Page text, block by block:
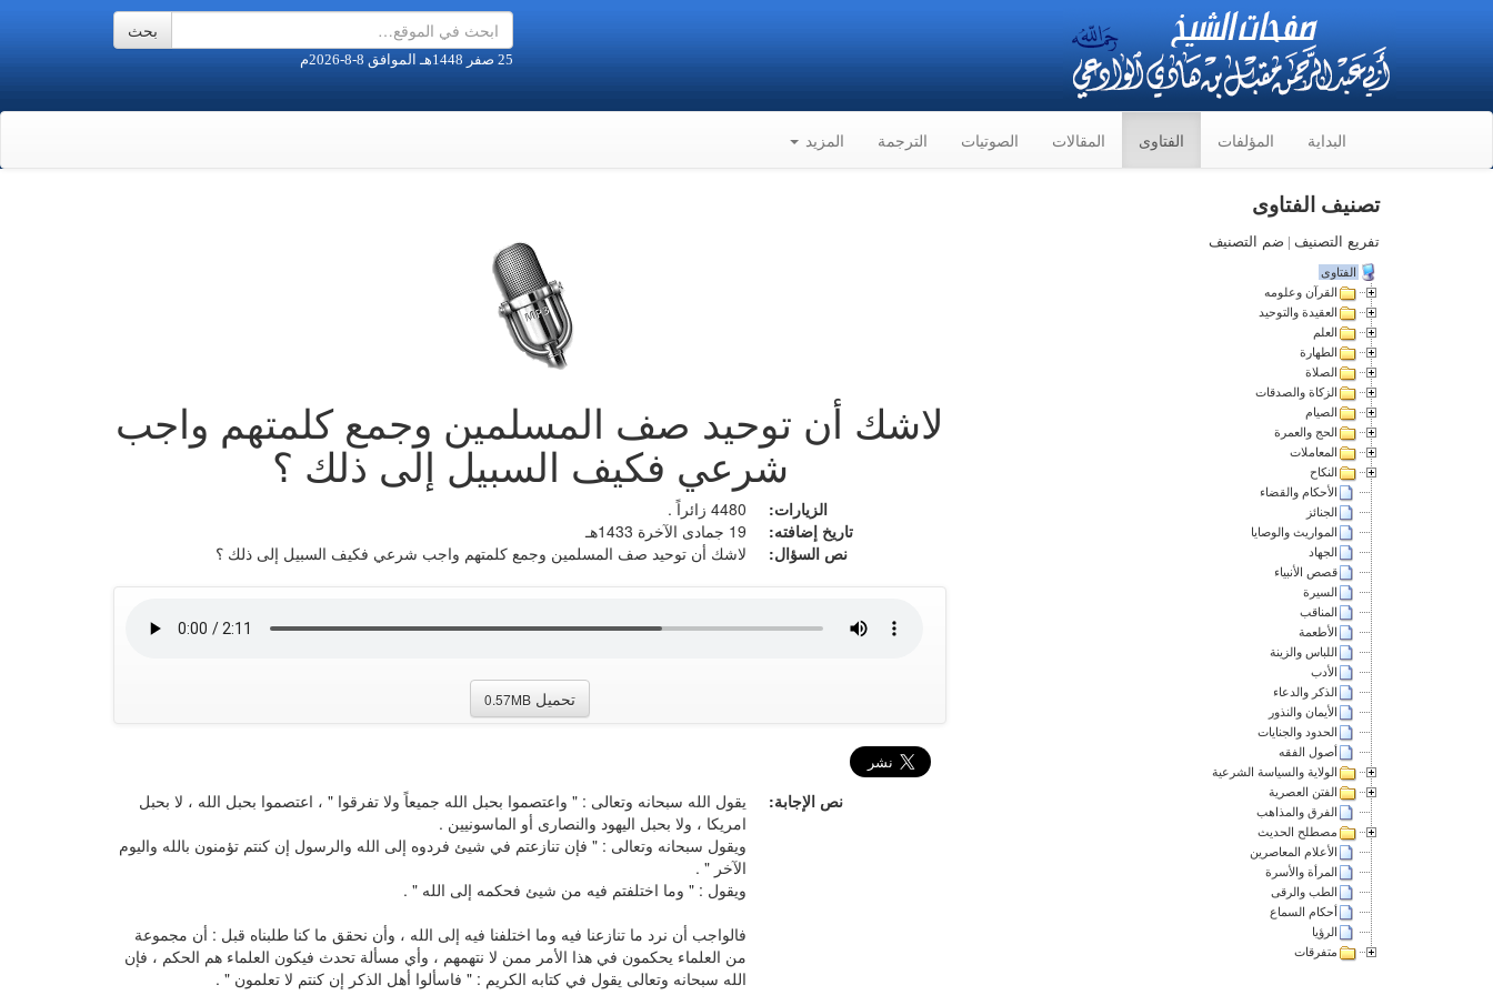
25 صفر 1448هـ الموافق 8-8-2026م
البداية المؤلفات الفتاوى المقالات الصوتيات الترجمة المزيد
لاشك أن توحيد صف المسلمين وجمع كلمتهم واجب
شرعي فكيف السبيل إلى ذلك ؟
الزيارات:
4480 زائراً .
تاريخ إضافته:
19 جمادى الآخرة 1433هـ
نص السؤال:
لاشك أن توحيد صف المسلمين وجمع كلمتهم واجب شرعي فكيف السبيل إلى ذلك ؟
تحميل 0.57MB
نص الإجابة:
يقول الله سبحانه وتعالى : " واعتصموا بحبل الله جميعاً ولا تفرقوا " ، اعتصموا بحبل الله ، لا بحبل
امريكا ، ولا بحبل اليهود والنصارى أو الماسونيين .
ويقول سبحانه وتعالى : " فإن تنازعتم في شيئ فردوه إلى الله والرسول إن كنتم تؤمنون بالله واليوم
الآخر " .
ويقول : " وما اختلفتم فيه من شيئ فحكمه إلى الله " .
فالواجب أن نرد ما تنازعنا فيه وما اختلفنا فيه إلى الله ، وأن نحقق ما كنا طلبناه قبل : أن مجموعة
من العلماء يحكمون في هذا الأمر ممن لا نتهمهم ، وأي مسألة تحدث فيكون العلماء هم الحكم ، فإن
الله سبحانه وتعالى يقول في كتابه الكريم : " فاسألوا أهل الذكر إن كنتم لا تعلمون " .
تصنيف الفتاوى
تفريع التصنيف | ضم التصنيف
الفتاوى
القرآن وعلومه
العقيدة والتوحيد
العلم
الطهارة
الصلاة
الزكاة والصدقات
الصيام
الحج والعمرة
المعاملات
النكاح
الأحكام والقضاء
الجنائز
المواريث والوصايا
الجهاد
قصص الأنبياء
السيرة
المناقب
الأطعمة
اللباس والزينة
الأدب
الذكر والدعاء
الأيمان والنذور
الحدود والجنايات
أصول الفقه
الولاية والسياسة الشرعية
الفتن العصرية
الفرق والمذاهب
مصطلح الحديث
الأعلام المعاصرين
المرأة والأسرة
الطب والرقى
أحكام السماع
الرؤيا
متفرقات